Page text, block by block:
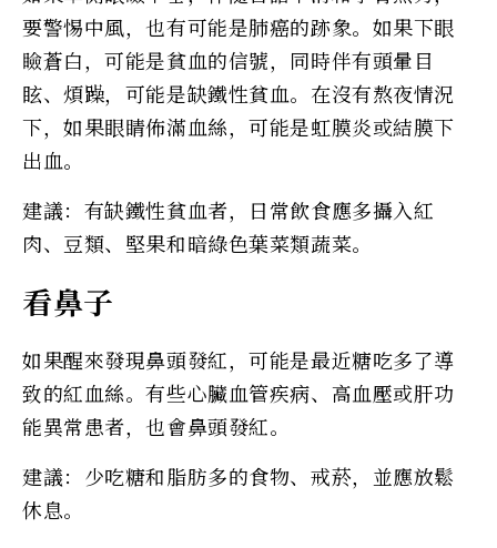
要警惕中風，也有可能是肺癌的跡象。如果下眼
瞼蒼白，可能是貧血的信號，同時伴有頭暈目
眩、煩躁，可能是缺鐵性貧血。在沒有熬夜情況
下，如果眼睛佈滿血絲，可能是虹膜炎或結膜下
出血。
建議：有缺鐵性貧血者，日常飲食應多攝入紅
肉、豆類、堅果和暗綠色葉菜類蔬菜。
看鼻子
如果醒來發現鼻頭發紅，可能是最近糖吃多了導
致的紅血絲。有些心臟血管疾病、高血壓或肝功
能異常患者，也會鼻頭發紅。
建議：少吃糖和脂肪多的食物、戒菸，並應放鬆
休息。